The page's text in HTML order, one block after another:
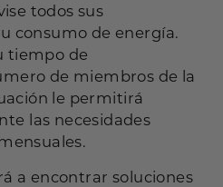
todos sus
consumo de energía.
tiempo de
de miembros de la
le permitirá
las necesidades
a encontrar soluciones